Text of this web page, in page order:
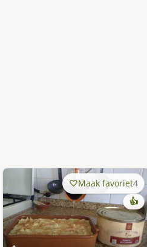
Maak favoriet4
👍